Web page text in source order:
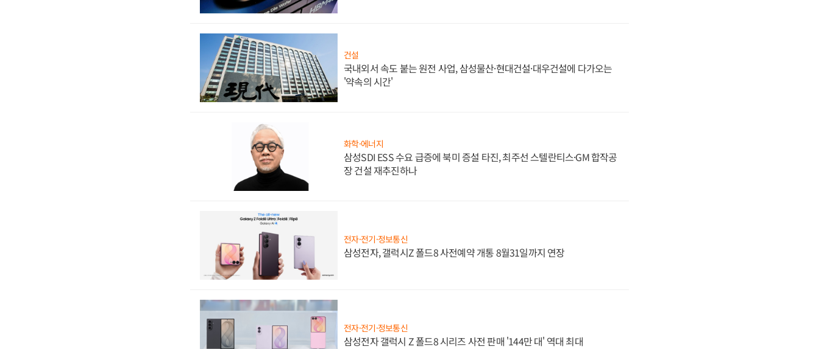
건설
국내외서 속도 붙는 원전 사업, 삼성물산·현대건설·대우건설에 다가오는
'약속의 시간'
화학·에너지
삼성SDI ESS 수요 급증에 북미 증설 타진, 최주선 스텔란티스·GM 합작공
장 건설 재추진하나
전자·전기·정보통신
삼성전자, 갤럭시Z 폴드8 사전예약 개통 8월31일까지 연장
전자·전기·정보통신
삼성전자 갤럭시 Z 폴드8 시리즈 사전 판매 '144만 대' 역대 최대